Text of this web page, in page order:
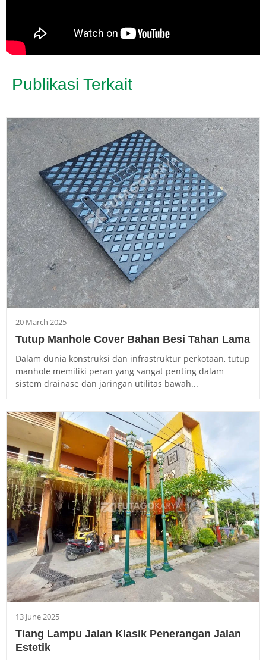
Publikasi Terkait
20 March 2025
Tutup Manhole Cover Bahan Besi Tahan Lama
Dalam dunia konstruksi dan infrastruktur perkotaan, tutup
manhole memiliki peran yang sangat penting dalam
sistem drainase dan jaringan utilitas bawah...
13 June 2025
Tiang Lampu Jalan Klasik Penerangan Jalan
Estetik